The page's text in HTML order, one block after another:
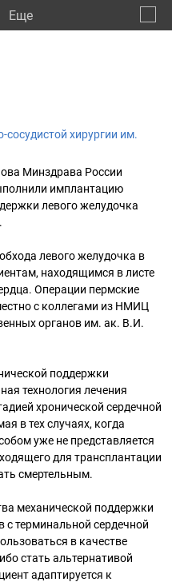
Eще
хирургии им.
Минздрава России
имплантацию
левого желудочка
левого желудочка в
находящимся в листе
Операции пермские
с коллегами из НМИЦ
органов им. ак. В.И.
поддержки
технология лечения
хронической сердечной
в тех случаях, когда
уже не представляется
для трансплантации
смертельным.
механической поддержки
с терминальной сердечной
в качестве
стать альтернативой
адаптируется к